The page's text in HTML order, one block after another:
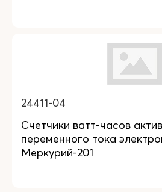
24411-04
Счетчики ватт-часов
переменного тока
Меркурий-201